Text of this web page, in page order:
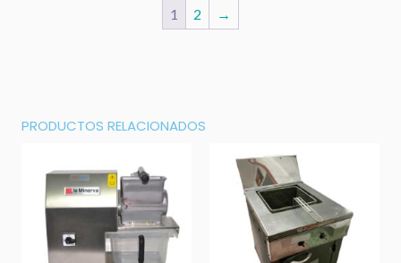
1 2 →
PRODUCTOS RELACIONADOS